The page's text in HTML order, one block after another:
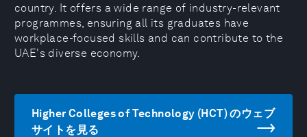
country. It offers a wide range of industry-relevant
programmes, ensuring all its graduates have
workplace-focused skills and can contribute to the
UAE's diverse economy.
Higher Colleges of Technology (HCT) のウェブ
サイトを見る